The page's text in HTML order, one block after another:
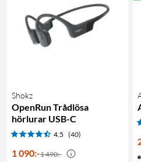
Shokz
OpenRun Trådlösa
hörlurar USB-C
4.5 (40)
1 090:-1 490:-